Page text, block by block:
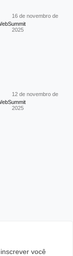
16 de novembro de
2025
12 de novembro de
2025
você